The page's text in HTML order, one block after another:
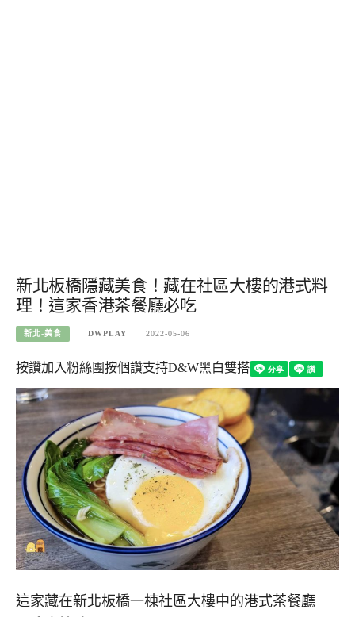
新北板橋隱藏美食！藏在社區大樓的港式料
理！這家香港茶餐廳必吃
新北-美食 DWPLAY 2022-05-06
按讚加入粉絲團按個讚支持D&W黑白雙搭
這家藏在新北板橋一棟社區大樓中的港式茶餐廳